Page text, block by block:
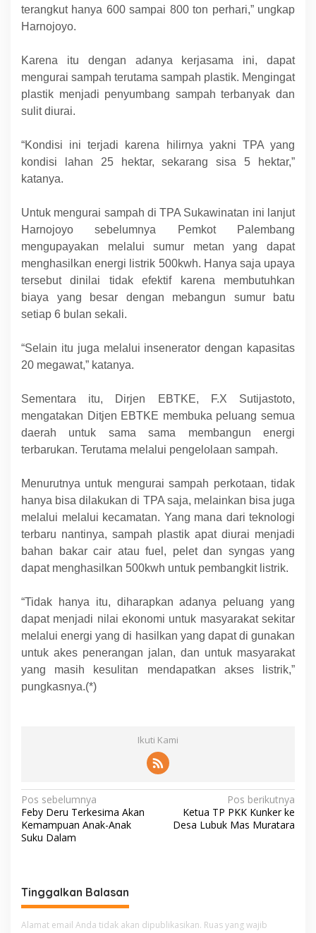
terangkut hanya 600 sampai 800 ton perhari,” ungkap
Harnojoyo.
Karena itu dengan adanya kerjasama ini, dapat
mengurai sampah terutama sampah plastik. Mengingat
plastik menjadi penyumbang sampah terbanyak dan
sulit diurai.
“Kondisi ini terjadi karena hilirnya yakni TPA yang
kondisi lahan 25 hektar, sekarang sisa 5 hektar,”
katanya.
Untuk mengurai sampah di TPA Sukawinatan ini lanjut
Harnojoyo sebelumnya Pemkot Palembang
mengupayakan melalui sumur metan yang dapat
menghasilkan energi listrik 500kwh. Hanya saja upaya
tersebut dinilai tidak efektif karena membutuhkan
biaya yang besar dengan mebangun sumur batu
setiap 6 bulan sekali.
“Selain itu juga melalui insenerator dengan kapasitas
20 megawat,” katanya.
Sementara itu, Dirjen EBTKE, F.X Sutijastoto,
mengatakan Ditjen EBTKE membuka peluang semua
daerah untuk sama sama membangun energi
terbarukan. Terutama melalui pengelolaan sampah.
Menurutnya untuk mengurai sampah perkotaan, tidak
hanya bisa dilakukan di TPA saja, melainkan bisa juga
melalui melalui kecamatan. Yang mana dari teknologi
terbaru nantinya, sampah plastik apat diurai menjadi
bahan bakar cair atau fuel, pelet dan syngas yang
dapat menghasilkan 500kwh untuk pembangkit listrik.
“Tidak hanya itu, diharapkan adanya peluang yang
dapat menjadi nilai ekonomi untuk masyarakat sekitar
melalui energi yang di hasilkan yang dapat di gunakan
untuk akes penerangan jalan, dan untuk masyarakat
yang masih kesulitan mendapatkan akses listrik,”
pungkasnya.(*)
Ikuti Kami
N
a
v
g
a
s
Pos sebelumnya
Feby Deru Terkesima Akan
Kemampuan Anak-Anak
Suku Dalam
Pos berikutnya
Ketua TP PKK Kunker ke
Desa Lubuk Mas Muratara
Tinggalkan Balasan
Alamat email Anda tidak akan dipublikasikan. Ruas yang wajib